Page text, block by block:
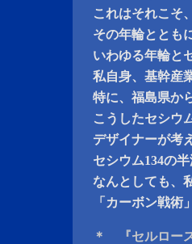
これはそれこそ
その年輪ととも
いわゆる年輪と
私自身、基幹産
特に、福島県か
こうしたセシウ
デザイナーが考
セシウム134の
なんとしても、
「カーボン戦
＊ 『セルロー